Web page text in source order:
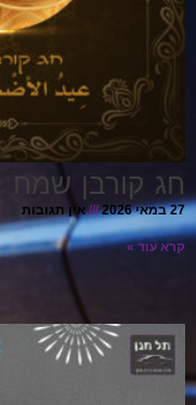
חג קורבן שמח
27 במאי 2026 אין תגובות
קרא עוד »